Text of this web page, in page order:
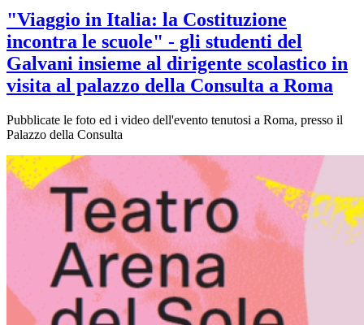
"Viaggio in Italia: la Costituzione
incontra le scuole" - gli studenti del
Galvani insieme al dirigente scolastico in
visita al palazzo della Consulta a Roma
Pubblicate le foto ed i video dell'evento tenutosi a Roma, presso il
Palazzo della Consulta